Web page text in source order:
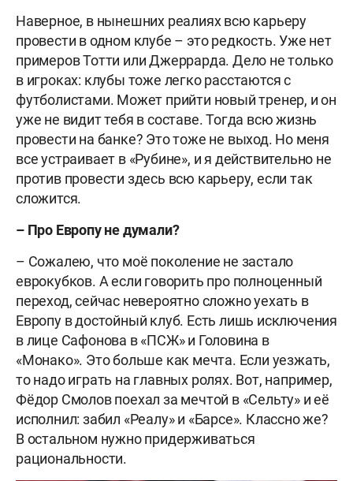
Наверное, в нынешних реалиях всю карьеру
провести в одном клубе – это редкость. Уже нет
примеров Тотти или Джеррарда. Дело не только
в игроках: клубы тоже легко расстаются с
футболистами. Может прийти новый тренер, и он
уже не видит тебя в составе. Тогда всю жизнь
провести на банке? Это тоже не выход. Но меня
все устраивает в «Рубине», и я действительно не
против провести здесь всю карьеру, если так
сложится.
– Про Европу не думали?
– Сожалею, что моё поколение не застало
еврокубков. А если говорить про полноценный
переход, сейчас невероятно сложно уехать в
Европу в достойный клуб. Есть лишь исключения
в лице Сафонова в «ПСЖ» и Головина в
«Монако». Это больше как мечта. Если уезжать,
то надо играть на главных ролях. Вот, например,
Фёдор Смолов поехал за мечтой в «Сельту» и её
исполнил: забил «Реалу» и «Барсе». Классно же?
В остальном нужно придерживаться
рациональности.